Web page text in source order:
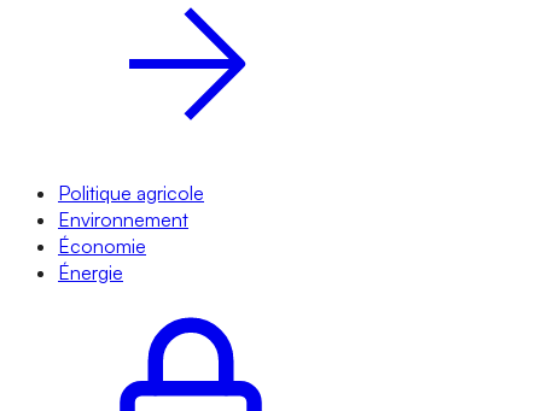
Politique agricole
Environnement
Économie
Énergie